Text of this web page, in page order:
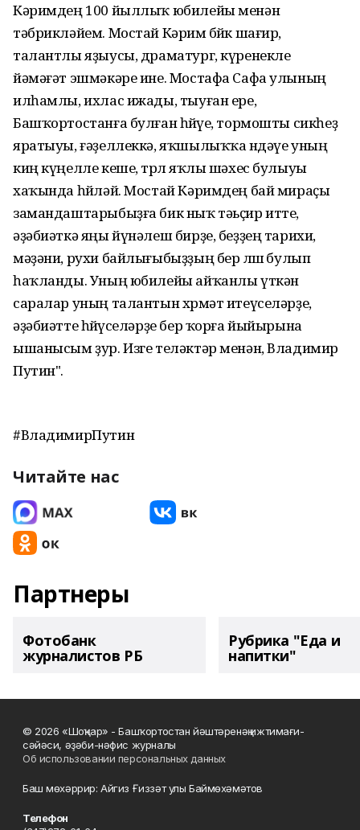
Кәримдең 100 йыллыҡ юбилейы менән
тәбрикләйем. Мостай Кәрим бөйөк шағир,
талантлы яҙыусы, драматург, күренекле
йәмәғәт эшмәкәре ине. Мостафа Сафа улының
илһамлы, ихлас ижады, тыуған ере,
Башҡортостанға булған һөйөүе, тормошты сикһеҙ
яратыуы, ғәҙеллеккә, яҡшылыҡҡа өндәүе уның
киң күңелле кеше, төрлө яҡлы шәхес булыуы
хаҡында һөйләй. Мостай Кәримдең бай мираҫы
замандаштарыбыҙға бик ныҡ тәьҫир итте,
әҙәбиәткә яңы йүнәлеш бирҙе, беҙҙең тарихи,
мәҙәни, рухи байлығыбыҙҙың бер өлөшө булып
һаҡланды. Уның юбилейы айҡанлы үткән
саралар уның талантын хөрмәт итеүселәрҙе,
әҙәбиәтте һөйөүселәрҙе бер ҡорға йыйырына
ышанысым ҙур. Изге теләктәр менән, Владимир
Путин".
#ВладимирПутин
Читайте нас
Партнеры
Фотобанк
журналистов РБ
Рубрика "Еда и
напитки"
© 2026 «Шоңҡар» - Башҡортостан йәштәренәң ижтимағи-
сәйәси, әҙәби-нәфис журналы
Об использовании персональных данных
Баш мөхәррир: Айгиз Ғиззәт улы Баймөхәмәтов
Телефон